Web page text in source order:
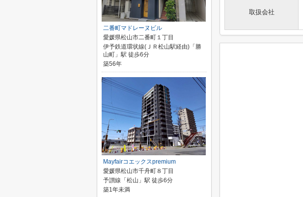
取扱会社
二番町マドレーヌビル
愛媛県松山市二番町１丁目
伊予鉄道環状線(ＪＲ松山駅経由)「勝
山町」駅 徒歩6分
築56年
Mayfairコエックスpremium
愛媛県松山市千舟町８丁目
予讃線「松山」駅 徒歩6分
築1年未満